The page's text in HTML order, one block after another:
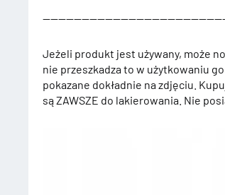
Jeżeli produkt jest używany, może
nie przeszkadza to w użytkowaniu
pokazane dokładnie na zdjęciu.
są ZAWSZE do lakierowania. Nie